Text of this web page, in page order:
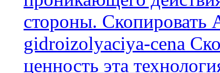
стороны. Скопировать
gidroizolyaciya-cena
ценность эта